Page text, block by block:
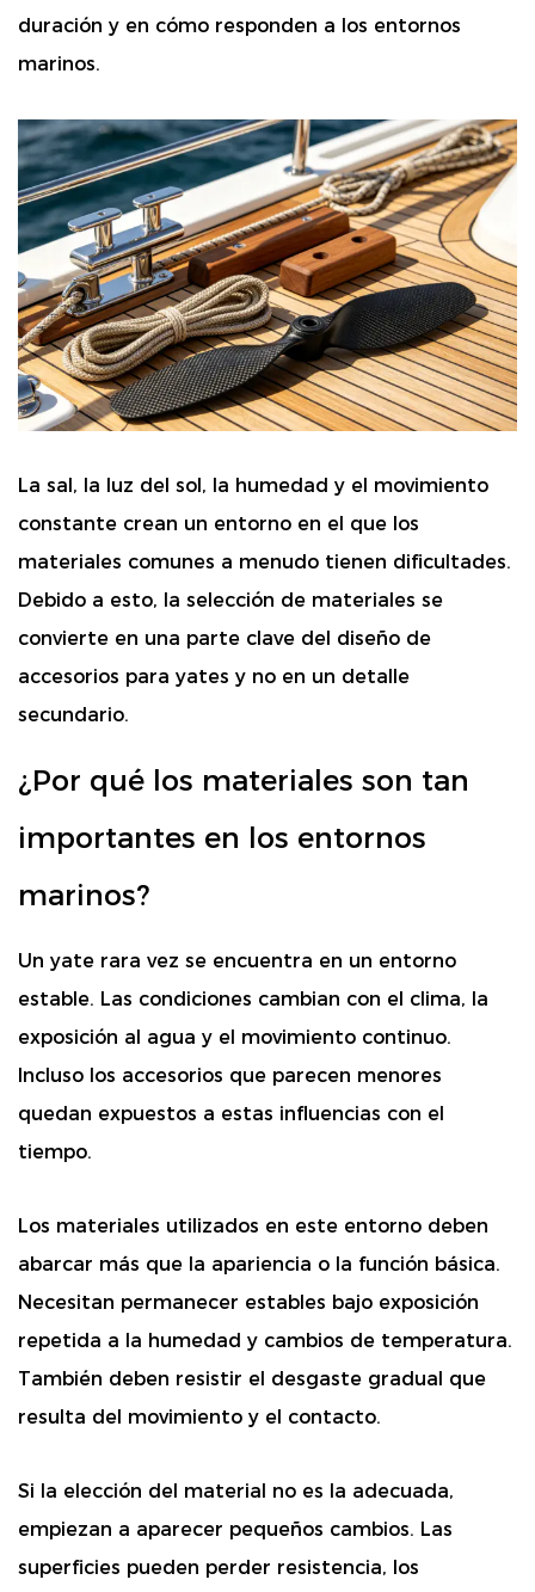
duración y en cómo responden a los entornos
marinos.
La sal, la luz del sol, la humedad y el movimiento
constante crean un entorno en el que los
materiales comunes a menudo tienen dificultades.
Debido a esto, la selección de materiales se
convierte en una parte clave del diseño de
accesorios para yates y no en un detalle
secundario.
¿Por qué los materiales son tan
importantes en los entornos
marinos?
Un yate rara vez se encuentra en un entorno
estable. Las condiciones cambian con el clima, la
exposición al agua y el movimiento continuo.
Incluso los accesorios que parecen menores
quedan expuestos a estas influencias con el
tiempo.
Los materiales utilizados en este entorno deben
abarcar más que la apariencia o la función básica.
Necesitan permanecer estables bajo exposición
repetida a la humedad y cambios de temperatura.
También deben resistir el desgaste gradual que
resulta del movimiento y el contacto.
Si la elección del material no es la adecuada,
empiezan a aparecer pequeños cambios. Las
superficies pueden perder resistencia, los